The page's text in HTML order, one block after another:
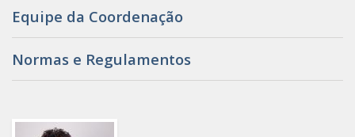
Equipe da Coordenação
Normas e Regulamentos